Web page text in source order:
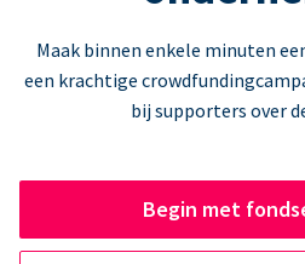
Maak binnen enkele minuten
een krachtige
bij supporters over
Begin met